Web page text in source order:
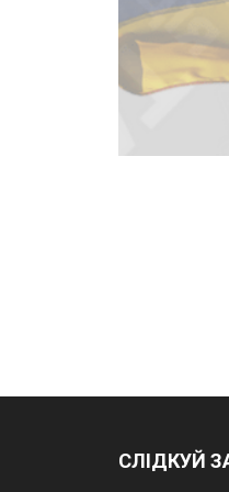
СЛІДКУЙ